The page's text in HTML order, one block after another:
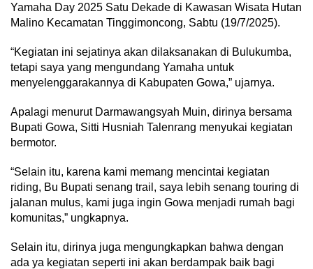
Yamaha Day 2025 Satu Dekade di Kawasan Wisata Hutan
Malino Kecamatan Tinggimoncong, Sabtu (19/7/2025).
“Kegiatan ini sejatinya akan dilaksanakan di Bulukumba,
tetapi saya yang mengundang Yamaha untuk
menyelenggarakannya di Kabupaten Gowa,” ujarnya.
Apalagi menurut Darmawangsyah Muin, dirinya bersama
Bupati Gowa, Sitti Husniah Talenrang menyukai kegiatan
bermotor.
“Selain itu, karena kami memang mencintai kegiatan
riding, Bu Bupati senang trail, saya lebih senang touring di
jalanan mulus, kami juga ingin Gowa menjadi rumah bagi
komunitas,” ungkapnya.
Selain itu, dirinya juga mengungkapkan bahwa dengan
ada ya kegiatan seperti ini akan berdampak baik bagi